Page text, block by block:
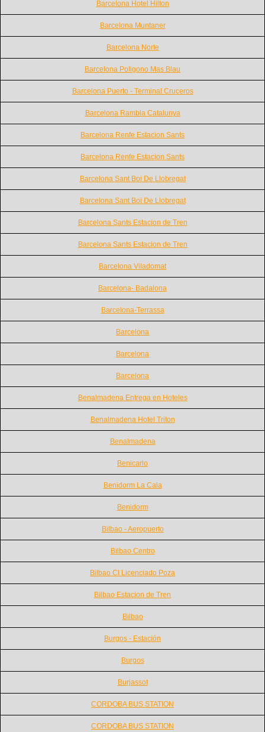
Barcelona Hotel Hilton
Barcelona Muntaner
Barcelona Norte
Barcelona Poligono Mas Blau
Barcelona Puerto - Terminal Cruceros
Barcelona Rambla Catalunya
Barcelona Renfe Estacion Sants
Barcelona Renfe Estacion Sants
Barcelona Sant Boi De Llobregat
Barcelona Sant Boi De Llobregat
Barcelona Sants Estacion de Tren
Barcelona Sants Estacion de Tren
Barcelona Viladomat
Barcelona- Badalona
Barcelona-Terrassa
Barcelona
Barcelona
Barcelona
Benalmadena Entrega en Hoteles
Benalmadena Hotel Triton
Benalmadena
Benicarlo
Benidorm La Cala
Benidorm
Bilbao - Aeropuerto
Bilbao Centro
Bilbao Cl Licenciado Poza
Bilbao Estacion de Tren
Bilbao
Burgos - Estación
Burgos
Burjassot
CORDOBA BUS STATION
CORDOBA BUS STATION